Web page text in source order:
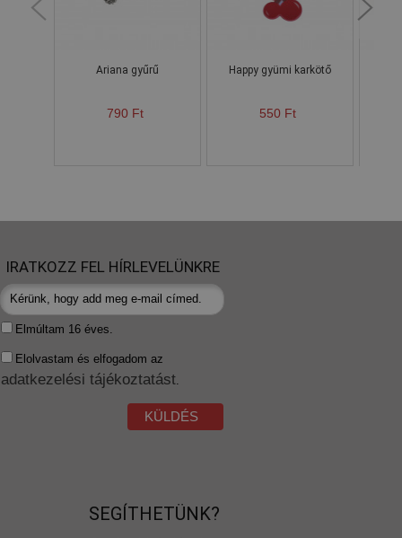
Ariana gyűrű
790 Ft
Happy gyümi karkötő
550 Ft
IRATKOZZ FEL HÍRLEVELÜNKRE
Elmúltam 16 éves.
Elolvastam és elfogadom az
adatkezelési tájékoztatást
KÜLDÉS
SEGÍTHETÜNK?